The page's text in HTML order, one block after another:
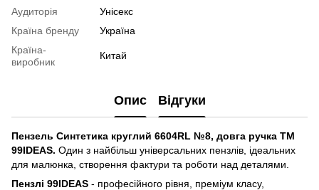
Аудиторія
Унісекс
Країна бренду
Україна
Країна-
виробник
Китай
Опис Відгуки
Пензель Синтетика круглий 6604RL №8, довга ручка ТМ
99IDEAS. Один з найбільш універсальних пензлів, ідеальних
для малюнка, створення фактури та роботи над деталями.
Пензлі 99IDEAS - професійного рівня, преміум класу,